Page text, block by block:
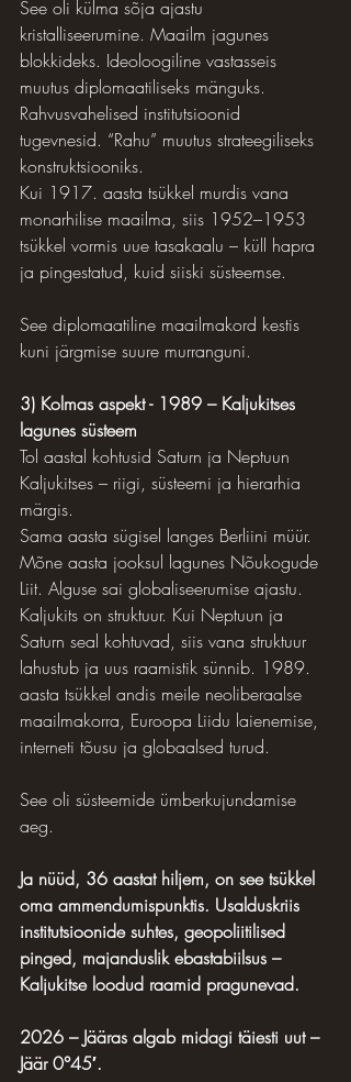
See oli külma sõja ajastu
kristalliseerumine. Maailm jagunes
blokkideks. Ideoloogiline vastasseis
muutus diplomaatiliseks mänguks.
Rahvusvahelised institutsioonid
tugevnesid. “Rahu” muutus strateegiliseks
konstruktsiooniks.
Kui 1917. aasta tsükkel murdis vana
monarhilise maailma, siis 1952–1953
tsükkel vormis uue tasakaalu – küll hapra
ja pingestatud, kuid siiski süsteemse.
See diplomaatiline maailmakord kestis
kuni järgmise suure murranguni.
3) Kolmas aspekt - 1989 – Kaljukitses
lagunes süsteem
Tol aastal kohtusid Saturn ja Neptuun
Kaljukitses – riigi, süsteemi ja hierarhia
märgis.
Sama aasta sügisel langes Berliini müür.
Mõne aasta jooksul lagunes Nõukogude
Liit. Alguse sai globaliseerumise ajastu.
Kaljukits on struktuur. Kui Neptuun ja
Saturn seal kohtuvad, siis vana struktuur
lahustub ja uus raamistik sünnib. 1989.
aasta tsükkel andis meile neoliberaalse
maailmakorra, Euroopa Liidu laienemise,
interneti tõusu ja globaalsed turud.
See oli süsteemide ümberkujundamise
aeg.
Ja nüüd, 36 aastat hiljem, on see tsükkel
oma ammendumispunktis. Usalduskriis
institutsioonide suhtes, geopoliitilised
pinged, majanduslik ebastabiilsus –
Kaljukitse loodud raamid pragunevad.
2026 – Jääras algab midagi täiesti uut –
Jäär 0°45′.